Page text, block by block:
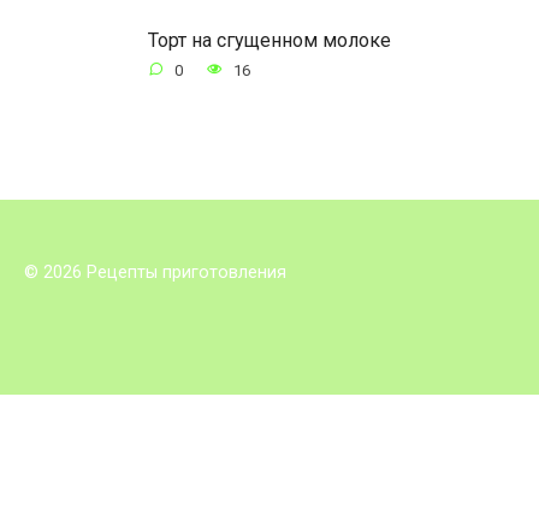
Торт на сгущенном молоке
0 16
© 2026 Рецепты приготовления